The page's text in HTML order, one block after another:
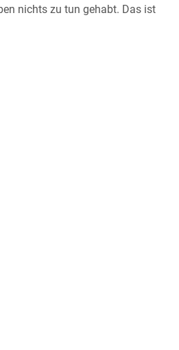
nichts zu tun gehabt. Das ist